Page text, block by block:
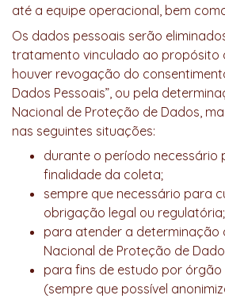
até a equipe operacional, bem
Os dados pessoais serão
tratamento vinculado ao propósito
houver revogação do
Dados Pessoais”, ou pela
Nacional de Proteção de Dados,
nas seguintes situações:
durante o período necessário
finalidade da coleta;
sempre que necessário para
obrigação legal ou regulatória;
para atender a determinação
Nacional de Proteção de
para fins de estudo por órgão
(sempre que possível